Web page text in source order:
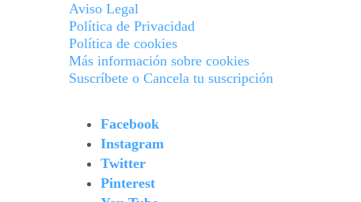
Aviso Legal
Política de Privacidad
Política de cookies
Más información sobre cookies
Suscríbete o Cancela tu suscripción
Facebook
Instagram
Twitter
Pinterest